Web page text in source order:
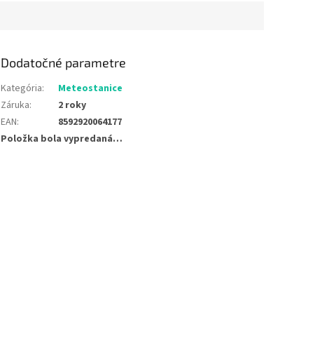
Dodatočné parametre
Kategória:
Meteostanice
Záruka:
2 roky
EAN:
8592920064177
Položka bola vypredaná…